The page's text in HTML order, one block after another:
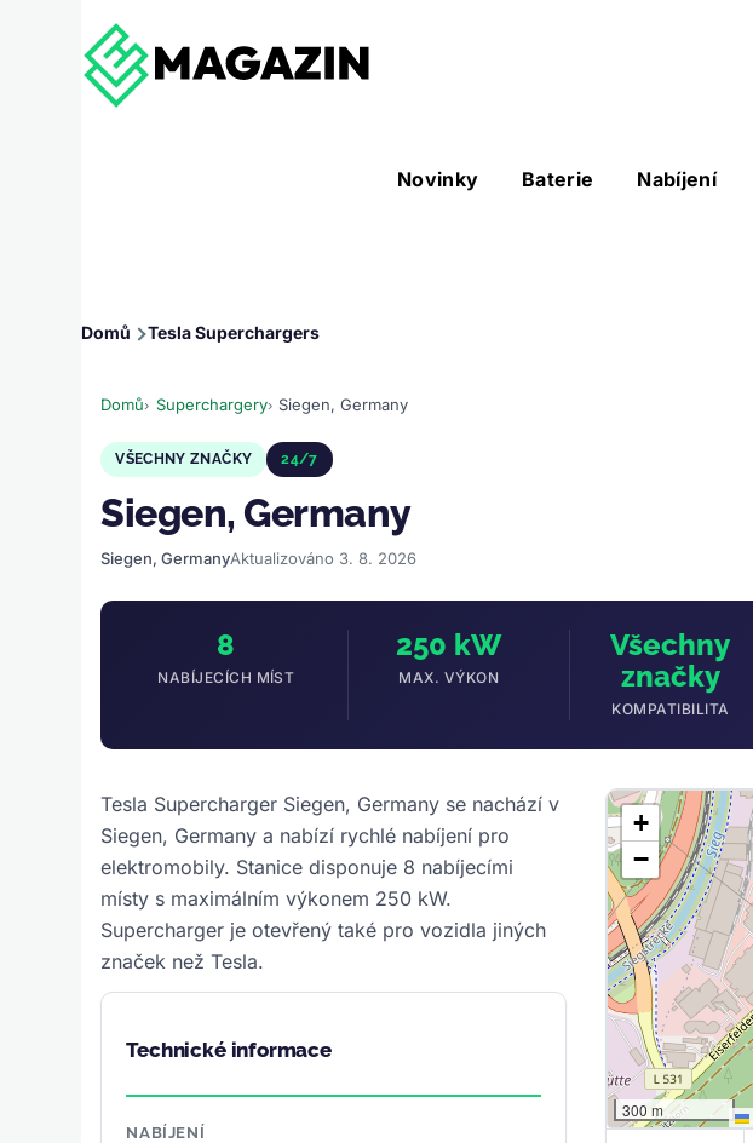
Hlavní
Novinky Baterie Nabíjení
Nástroje sub-navigation
Drobečková
navigace
Domů Tesla Superchargers
Domů Superchargery Siegen, Germany
VŠECHNY ZNAČKY 24/7
Siegen, Germany
Siegen, GermanyAktualizováno 3. 8. 2026
8
NABÍJECÍCH MÍST
250 kW
MAX. VÝKON
Všechny
značky
KOMPATIBILITA
Tesla Supercharger Siegen, Germany se nachází v
Siegen, Germany a nabízí rychlé nabíjení pro
elektromobily. Stanice disponuje 8 nabíjecími
místy s maximálním výkonem 250 kW.
Supercharger je otevřený také pro vozidla jiných
značek než Tesla.
Technické informace
NABÍJENÍ
+
−
300 m